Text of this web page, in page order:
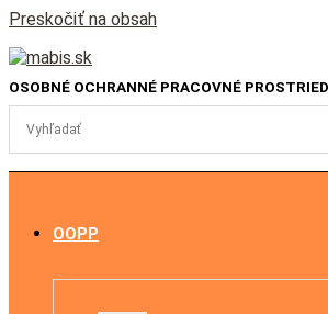
Preskočiť na obsah
OSOBNÉ OCHRANNÉ PRACOVNÉ
OOPP